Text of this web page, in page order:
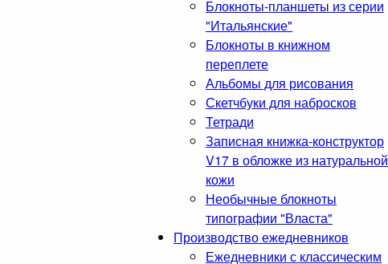
Блокноты-планшеты из серии
"Итальянские"
Блокноты в книжном
переплете
Альбомы для рисования
Скетчбуки для набросков
Тетради
Записная книжка-конструктор
V17 в обложке из натуральной
кожи
Необычные блокноты
типографии "Власта"
Производство ежедневников
Ежедневники с классическим